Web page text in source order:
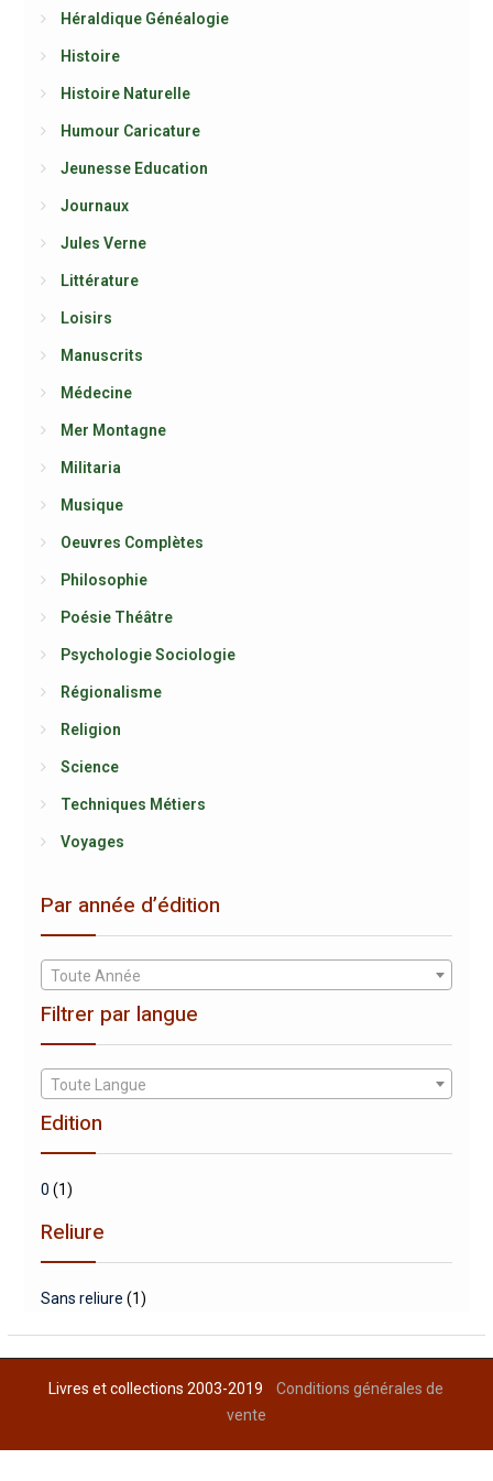
Héraldique Généalogie
Histoire
Histoire Naturelle
Humour Caricature
Jeunesse Education
Journaux
Jules Verne
Littérature
Loisirs
Manuscrits
Médecine
Mer Montagne
Militaria
Musique
Oeuvres Complètes
Philosophie
Poésie Théâtre
Psychologie Sociologie
Régionalisme
Religion
Science
Techniques Métiers
Voyages
Par année d’édition
Toute Année
Filtrer par langue
Toute Langue
Edition
0 (1)
Reliure
Sans reliure (1)
Livres et collections 2003-2019Conditions générales de
vente